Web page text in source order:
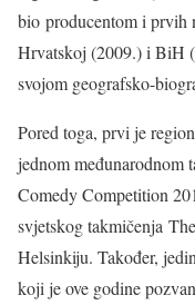
bio producentom i prvih
Hrvatskoj (2009.) i BiH
svojom geografsko-
Pored toga, prvi je
jednom međunarodnom
Comedy Competition
svjetskog takmičenja
Helsinkiju. Također,
koji je ove godine